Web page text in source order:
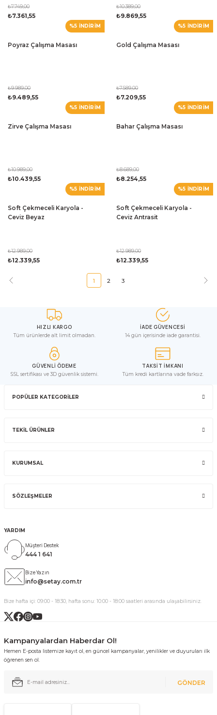
₺7.749,00
₺7.361,55
₺10.389,00
₺9.869,55
%5 İNDİRİM
Poyraz Çalışma Masası
₺9.989,00
₺9.489,55
%5 İNDİRİM
Gold Çalışma Masası
₺7.589,00
₺7.209,55
%5 İNDİRİM
Zirve Çalışma Masası
₺10.989,00
₺10.439,55
%5 İNDİRİM
Bahar Çalışma Masası
₺8.689,00
₺8.254,55
%5 İNDİRİM
Soft Çekmeceli Karyola -
Ceviz Beyaz
₺12.989,00
₺12.339,55
%5 İNDİRİM
Soft Çekmeceli Karyola -
Ceviz Antrasit
₺12.989,00
₺12.339,55
1 2 3
HIZLI KARGO
Tüm ürünlerde alt limit olmadan.
İADE GÜVENCESİ
14 gün içerisinde iade garantisi.
GÜVENLİ ÖDEME
SSL sertifikası ve 3D güvenlik sistemi.
TAKSİT İMKANI
Tüm kredi kartlarına vade farksız.
POPÜLER KATEGORİLER
TEKİL ÜRÜNLER
KURUMSAL
SÖZLEŞMELER
YARDIM
Müşteri Destek
444 1 641
Bize Yazın
info@setay.com.tr
Bize hafta içi: 09:00 - 18:30, hafta sonu: 10:00 - 18:00 saatleri arasında ulaşabilirsiniz.
Kampanyalardan Haberdar Ol!
Hemen E-posta listemize kayıt ol, en güncel kampanyalar, yenilikler ve duyuruları ilk
öğrenen sen ol.
GÖNDER